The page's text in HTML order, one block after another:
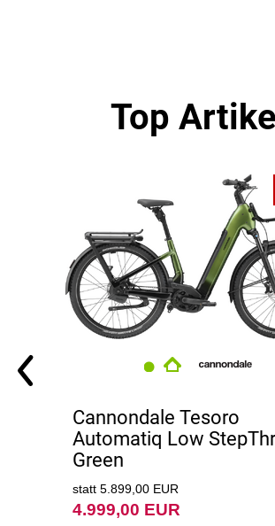
Top
Cannondale Tesoro
Automatiq Low
Green
statt 5.899,00 EUR
4.999,00 EUR